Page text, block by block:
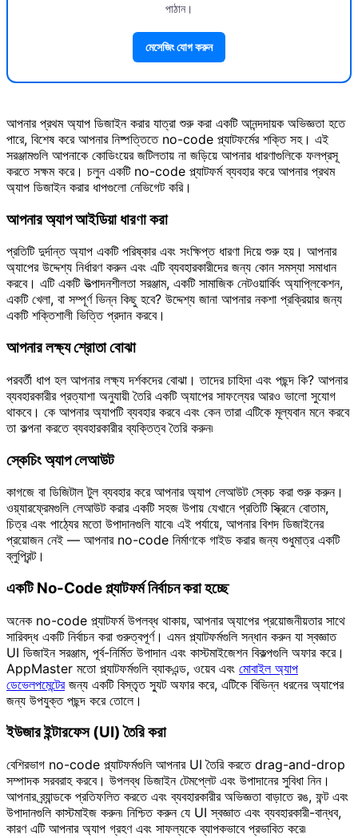
পাঠান।
মেসেজিং যোগ করুন
আপনার প্রথম অ্যাপ ডিজাইন করার যাত্রা শুরু করা একটি আনন্দদায়ক অভিজ্ঞতা হতে
পারে, বিশেষ করে আপনার নিষ্পত্তিতে no-code প্ল্যাটফর্মের শক্তি সহ। এই
সরঞ্জামগুলি আপনাকে কোডিংয়ের জটিলতায় না জড়িয়ে আপনার ধারণাগুলিকে ফলপ্রসূ
করতে সক্ষম করে। চলুন একটি no-code প্ল্যাটফর্ম ব্যবহার করে আপনার প্রথম
অ্যাপ ডিজাইন করার ধাপগুলো নেভিগেট করি।
আপনার অ্যাপ আইডিয়া ধারণা করা
প্রতিটি দুর্দান্ত অ্যাপ একটি পরিষ্কার এবং সংক্ষিপ্ত ধারণা দিয়ে শুরু হয়। আপনার
অ্যাপের উদ্দেশ্য নির্ধারণ করুন এবং এটি ব্যবহারকারীদের জন্য কোন সমস্যা সমাধান
করবে। এটি একটি উত্পাদনশীলতা সরঞ্জাম, একটি সামাজিক নেটওয়ার্কিং অ্যাপ্লিকেশন,
একটি খেলা, বা সম্পূর্ণ ভিন্ন কিছু হবে? উদ্দেশ্য জানা আপনার নকশা প্রক্রিয়ার জন্য
একটি শক্তিশালী ভিত্তি প্রদান করবে।
আপনার লক্ষ্য শ্রোতা বোঝা
পরবর্তী ধাপ হল আপনার লক্ষ্য দর্শকদের বোঝা। তাদের চাহিদা এবং পছন্দ কি? আপনার
ব্যবহারকারীর প্রত্যাশা অনুযায়ী তৈরি একটি অ্যাপের সাফল্যের আরও ভালো সুযোগ
থাকবে। কে আপনার অ্যাপটি ব্যবহার করবে এবং কেন তারা এটিকে মূল্যবান মনে করবে
তা কল্পনা করতে ব্যবহারকারীর ব্যক্তিত্ব তৈরি করুন৷
স্কেচিং অ্যাপ লেআউট
কাগজে বা ডিজিটাল টুল ব্যবহার করে আপনার অ্যাপ লেআউট স্কেচ করা শুরু করুন।
ওয়্যারফ্রেমগুলি লেআউট করার একটি সহজ উপায় যেখানে প্রতিটি স্ক্রিনে বোতাম,
চিত্র এবং পাঠ্যের মতো উপাদানগুলি যাবে৷ এই পর্যায়ে, আপনার বিশদ ডিজাইনের
প্রয়োজন নেই — আপনার no-code নির্মাণকে গাইড করার জন্য শুধুমাত্র একটি
ব্লুপ্রিন্ট।
একটি No-Code প্ল্যাটফর্ম নির্বাচন করা হচ্ছে
অনেক no-code প্ল্যাটফর্ম উপলব্ধ থাকায়, আপনার অ্যাপের প্রয়োজনীয়তার সাথে
সারিবদ্ধ একটি নির্বাচন করা গুরুত্বপূর্ণ। এমন প্ল্যাটফর্মগুলি সন্ধান করুন যা স্বজ্ঞাত
UI ডিজাইন সরঞ্জাম, পূর্ব-নির্মিত উপাদান এবং কাস্টমাইজেশন বিকল্পগুলি অফার করে।
AppMaster মতো প্ল্যাটফর্মগুলি ব্যাকএন্ড, ওয়েব এবং মোবাইল অ্যাপ
ডেভেলপমেন্টেরজন্য একটি বিস্তৃত স্যুট অফার করে, এটিকে বিভিন্ন ধরনের অ্যাপের
জন্য উপযুক্ত পছন্দ করে তোলে।
ইউজার ইন্টারফেস (UI) তৈরি করা
বেশিরভাগ no-code প্ল্যাটফর্মগুলি আপনার UI তৈরি করতে drag-and-drop
সম্পাদক সরবরাহ করবে। উপলব্ধ ডিজাইন টেমপ্লেট এবং উপাদানের সুবিধা নিন।
আপনার ব্র্যান্ডকে প্রতিফলিত করতে এবং ব্যবহারকারীর অভিজ্ঞতা বাড়াতে রঙ, ফন্ট এবং
উপাদানগুলি কাস্টমাইজ করুন৷ নিশ্চিত করুন যে UI স্বজ্ঞাত এবং ব্যবহারকারী-বান্ধব,
কারণ এটি আপনার অ্যাপ গ্রহণ এবং সাফল্যকে ব্যাপকভাবে প্রভাবিত করে৷